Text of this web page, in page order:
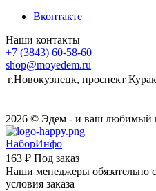
Вконтакте
Наши контакты
+7 (3843) 60-58-60
shop@moyedem.ru
г.Новокузнецк, проспект
2026 © Эдем - и ваш любимый
НаборИнфо
163 ₽ Под заказ
Наши менеджеры обязательно
условия заказа